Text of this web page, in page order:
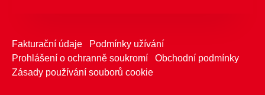
Fakturační údaje
Podmínky užívání
Prohlášení o ochranně soukromí
Obchodní podmínky
Zásady používání souborů cookie